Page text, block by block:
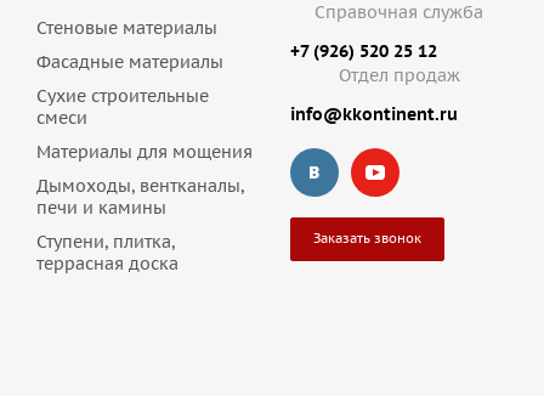
Стеновые материалы
Фасадные материалы
Сухие строительные
смеси
Материалы для мощения
Дымоходы, вентканалы,
печи и камины
Ступени, плитка,
террасная доска
Справочная служба
+7 (926) 520 25 12
Отдел продаж
info@kkontinent.ru
Заказать звонок